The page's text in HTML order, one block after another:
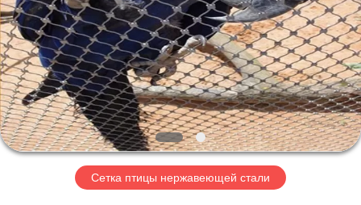
ПРОДУКТЫ
О
НАС
ПУТЕШЕСТВИЕ
ФАБРИКИСетка птицы нержавеющей стали